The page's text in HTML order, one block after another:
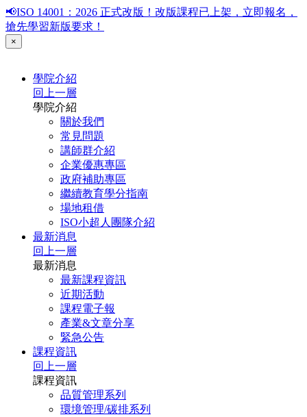
📢ISO 14001：2026 正式改版！改版課程已上架，立即報名，
搶先學習新版要求！
×
學院介紹
回上一層
學院介紹
關於我們
常見問題
講師群介紹
企業優惠專區
政府補助專區
繼續教育學分指南
場地租借
ISO小超人團隊介紹
最新消息
回上一層
最新消息
最新課程資訊
近期活動
課程電子報
產業&文章分享
緊急公告
課程資訊
回上一層
課程資訊
品質管理系列
環境管理/碳排系列